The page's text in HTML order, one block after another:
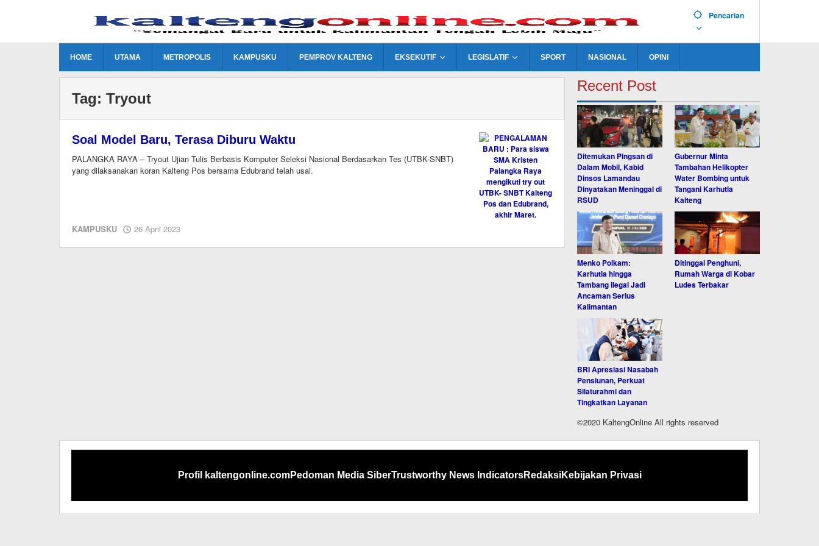
Pencarian
HOME UTAMA METROPOLIS KAMPUSKU PEMPROV KALTENG EKSEKUTIF LEGISLATIF SPORT NASIONAL OPINI
Tag: Tryout
Soal Model Baru, Terasa Diburu Waktu
PALANGKA RAYA – Tryout Ujian Tulis Berbasis Komputer Seleksi Nasional Berdasarkan Tes (UTBK-SNBT)
yang dilaksanakan koran Kalteng Pos bersama Edubrand telah usai.
KAMPUSKU 26 April 2023
Recent Post
Ditemukan Pingsan di
Dalam Mobil, Kabid
Dinsos Lamandau
Dinyatakan Meninggal di
RSUD
Gubernur Minta
Tambahan Helikopter
Water Bombing untuk
Tangani Karhutla
Kalteng
Menko Polkam:
Karhutla hingga
Tambang Ilegal Jadi
Ancaman Serius
Kalimantan
Ditinggal Penghuni,
Rumah Warga di Kobar
Ludes Terbakar
BRI Apresiasi Nasabah
Pensiunan, Perkuat
Silaturahmi dan
Tingkatkan Layanan
©2020 KaltengOnline All rights reserved
Profil kaltengonline.comPedoman Media SiberTrustworthy News IndicatorsRedaksiKebijakan Privasi